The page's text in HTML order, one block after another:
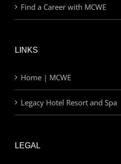
Find a Career with MCWE
LINKS
Home | MCWE
Legacy Hotel Resort and Spa
LEGAL